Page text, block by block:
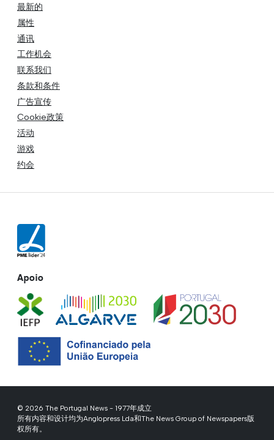
最新的
属性
通讯
工作机会
联系我们
条款和条件
广告宣传
Cookie政策
活动
游戏
约会
Apoio
© 2026 The Portugal News - 1977年成立
所有内容和设计均为Anglopress Lda和The News Group of Newspapers版
权所有。